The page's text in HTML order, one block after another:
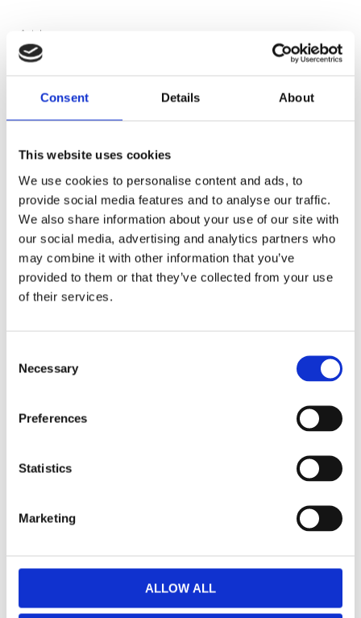
Consent Details About
This website uses cookies
We use cookies to personalise content and ads, to
provide social media features and to analyse our traffic.
We also share information about your use of our site with
our social media, advertising and analytics partners who
may combine it with other information that you’ve
provided to them or that they’ve collected from your use
of their services.
Selection
Necessary
Preferences
Statistics
Marketing
ALLOW ALL
Antal
KÖP
Lagerstatus
Artikelnr
Ge ett omdöme!
IPF Halogen H3 160W 24V
Bli den första att lämna ett omdöme.